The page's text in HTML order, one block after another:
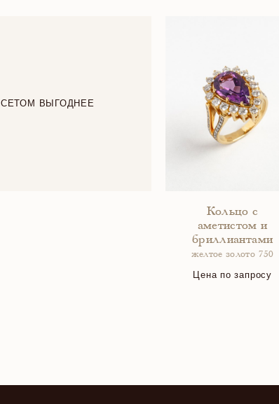
СЕТОМ ВЫГОДНЕЕ
Кольцо с
аметистом и
бриллиантами
желтое золото 750
Цена по запросу